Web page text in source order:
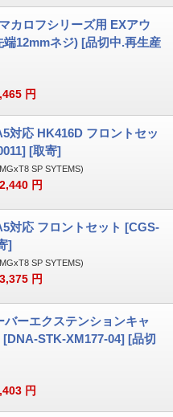
カロフシリーズ用 EXアウ
端12mmネジ) [品切中.再生産
円
対応 HK416D フロントセッ
[取寄]
SP SYTEMS)
円
対応 フロントセット [CGS-
]
SP SYTEMS)
円
バーエクステンションキャ
[DNA-STK-XM177-04] [品切
円